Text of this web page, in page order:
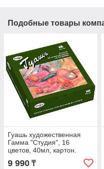
Подобные товары
Гуашь художественная
Гамма "Студия", 16
цветов, 40мл, картон.
упаковка 221016
9 990 ₸